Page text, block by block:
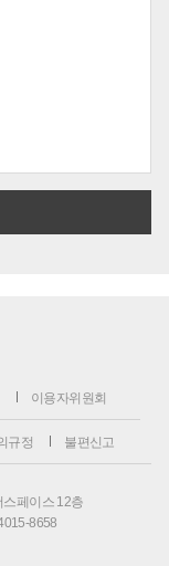
이용자위원회
규정 불편신고
페이스 12층
8658